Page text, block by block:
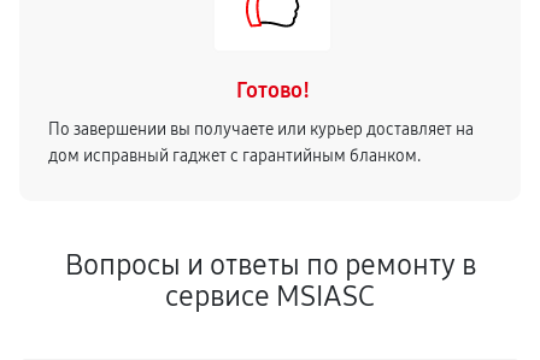
Готово!
По завершении вы получаете или курьер доставляет на
дом исправный гаджет с гарантийным бланком.
Вопросы и ответы по ремонту в
сервисе MSIASC